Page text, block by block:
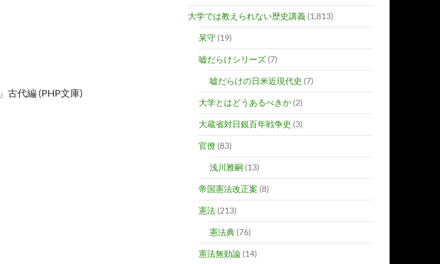
古代編 (PHP文庫)
大学では教えられない歴史講義 (1,813)
呆守 (19)
嘘だらけシリーズ (7)
嘘だらけの日米近現代史 (7)
大学とはどうあるべきか (2)
大蔵省対日銀百年戦争史 (3)
官僚 (83)
浅川雅嗣 (13)
帝国憲法改正案 (8)
憲法 (213)
憲法典 (76)
憲法無効論 (14)